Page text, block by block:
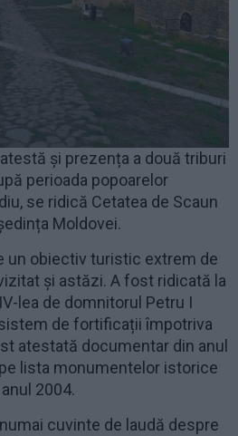
și prezența a două triburi
perioada popoarelor
se ridică Cetatea de Scaun
Moldovei.
un obiectiv turistic extrem de
și astăzi. A fost ridicată la
lea de domnitorul Petru I
de fortificații împotriva
atestată documentar din anul
lista monumentelor istorice
2004.
cuvinte de laudă despre